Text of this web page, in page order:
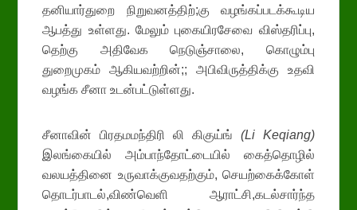
தனியார்துறை நிறுவனத்திற்;கு வழங்கப்படக்கூடிய
ஆபத்து உள்ளது. மேலும் புகையிரசேவை விஸ்தரிப்பு,
தெற்கு அதிவேக நெடுஞ்சாலை, கொழும்பு
துறைமுகம் ஆகியவற்றின்;; அபிவிருத்திக்கு உதவி
வழங்க சீனா உடன்பட்டுள்ளது.
சீனாவின் பிரதமமந்திரி லி கிகுய்ங் (Li Keqiang)
இலங்கையில் அம்பாந்தோட்டையில் கைத்தொழில்
வலயத்தினை உருவாக்குவதற்கும், செயற்கைக்கோள்
தொடர்பாடல்,விண்வெளி ஆராட்சி,கடல்சார்ந்த